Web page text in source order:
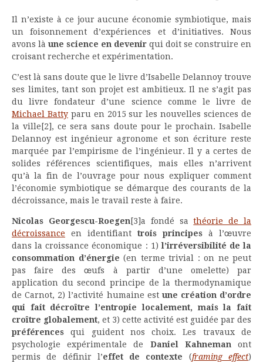
Il n’existe à ce jour aucune économie symbiotique, mais
un foisonnement d’expériences et d’initiatives. Nous
avons là une science en devenir qui doit se construire en
croisant recherche et expérimentation.
C’est là sans doute que le livre d’Isabelle Delannoy trouve
ses limites, tant son projet est ambitieux. Il ne s’agit pas
du livre fondateur d’une science comme le livre de
Michael Battyparu en 2015 sur les nouvelles sciences de
la ville [2], ce sera sans doute pour le prochain. Isabelle
Delannoy est ingénieur agronome et son écriture reste
marquée par l’empirisme de l’ingénieur. Il y a certes de
solides références scientifiques, mais elles n’arrivent
qu’à la fin de l’ouvrage pour nous expliquer comment
l’économie symbiotique se démarque des courants de la
décroissance, mais le travail reste à faire.
Nicolas Georgescu-Roegen [3]a fondé sathéorie de la
décroissance en identifiant trois principes à l’œuvre
dans la croissance économique : 1) l’irréversibilité de la
consommation d’énergie (en terme trivial : on ne peut
pas faire des œufs à partir d’une omelette) par
application du second principe de la thermodynamique
de Carnot, 2) l’activité humaine est une création d’ordre
qui fait décroître l’entropie localement, mais la fait
croître globalement, et 3) cette activité est guidée par des
préférences qui guident nos choix. Les travaux de
psychologie expérimentale de Daniel Kahneman ont
permis de définir l’effet de contexte (framing effect)